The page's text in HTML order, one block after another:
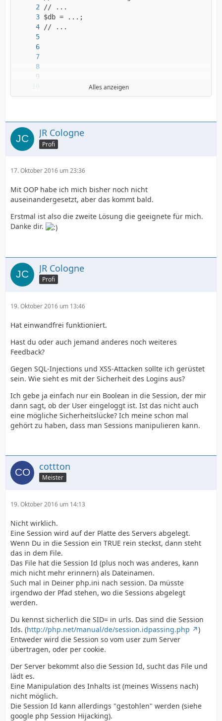
Alles anzeigen
JR Cologne
Profi
17. Oktober 2016 um 23:36
Mit OOP habe ich mich bisher noch nicht
auseinandergesetzt, aber das kommt bald.
Erstmal ist also die zweite Lösung die geeignete für mich.
Danke dir.
JR Cologne
Profi
19. Oktober 2016 um 13:46
Hat einwandfrei funktioniert.
Hast du oder auch jemand anderes noch weiteres
Feedback?
Gegen SQL-Injections und XSS-Attacken sollte ich gerüstet
sein. Wie sieht es mit der Sicherheit des Logins aus?
Ich gebe ja einfach nur ein Boolean in die Session, der mir
dann sagt, ob der User eingeloggt ist. Ist das nicht auch
eine mögliche Sicherheitslücke? Ich meine schon mal
gehört zu haben, dass man Sessions manipulieren kann.
cottton
Meister
19. Oktober 2016 um 14:13
Nicht wirklich.
Eine Session wird auf der Platte des Servers abgelegt.
Wenn Du in die Session ein TRUE rein steckst, dann steht
das in dem File.
Das File hat die Session Id (plus noch was anderes, kann
mich nicht mehr erinnern) als Dateinamen.
Such mal in Deiner php.ini nach session. Da müsste
irgendwo der Pfad stehen, wo die Sessions abgelegt
werden.
Du kennst sicherlich die SID= in urls. Das sind die Session
Ids. (http://php.net/manual/de/session.idpassing.php
)
Entweder wird die Session so vom user zum Server
übertragen, oder per cookie.
Der Server bekommt also die Session Id, sucht das File und
lädt es.
Eine Manipulation des Inhalts ist (meines Wissens nach)
nicht möglich.
Die Session Id kann allerdings "gestohlen" werden (siehe
google php Session Hijacking).